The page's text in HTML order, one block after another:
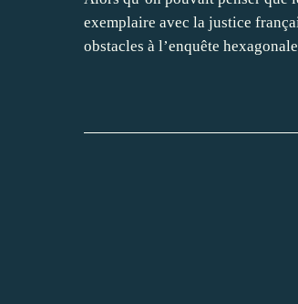
exemplaire avec la justice
obstacles à l’enquête